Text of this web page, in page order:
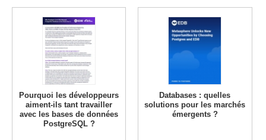
Pourquoi les développeurs
aiment-ils tant travailler
avec les bases de données
PostgreSQL ?
Databases : quelles
solutions pour les marchés
émergents ?